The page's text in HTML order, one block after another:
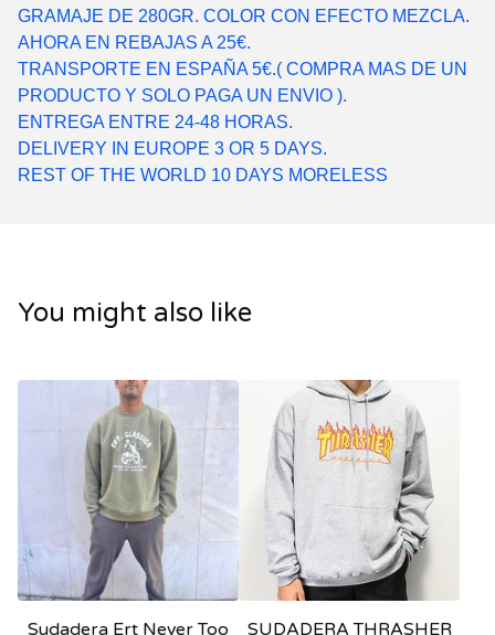
GRAMAJE DE 280GR. COLOR CON EFECTO MEZCLA.
AHORA EN REBAJAS A 25€.
TRANSPORTE EN ESPAÑA 5€.( COMPRA MAS DE UN
PRODUCTO Y SOLO PAGA UN ENVIO ).
ENTREGA ENTRE 24-48 HORAS.
DELIVERY IN EUROPE 3 OR 5 DAYS.
REST OF THE WORLD 10 DAYS MORELESS
You might also like
Sudadera Ert Never Too SUDADERA THRASHER